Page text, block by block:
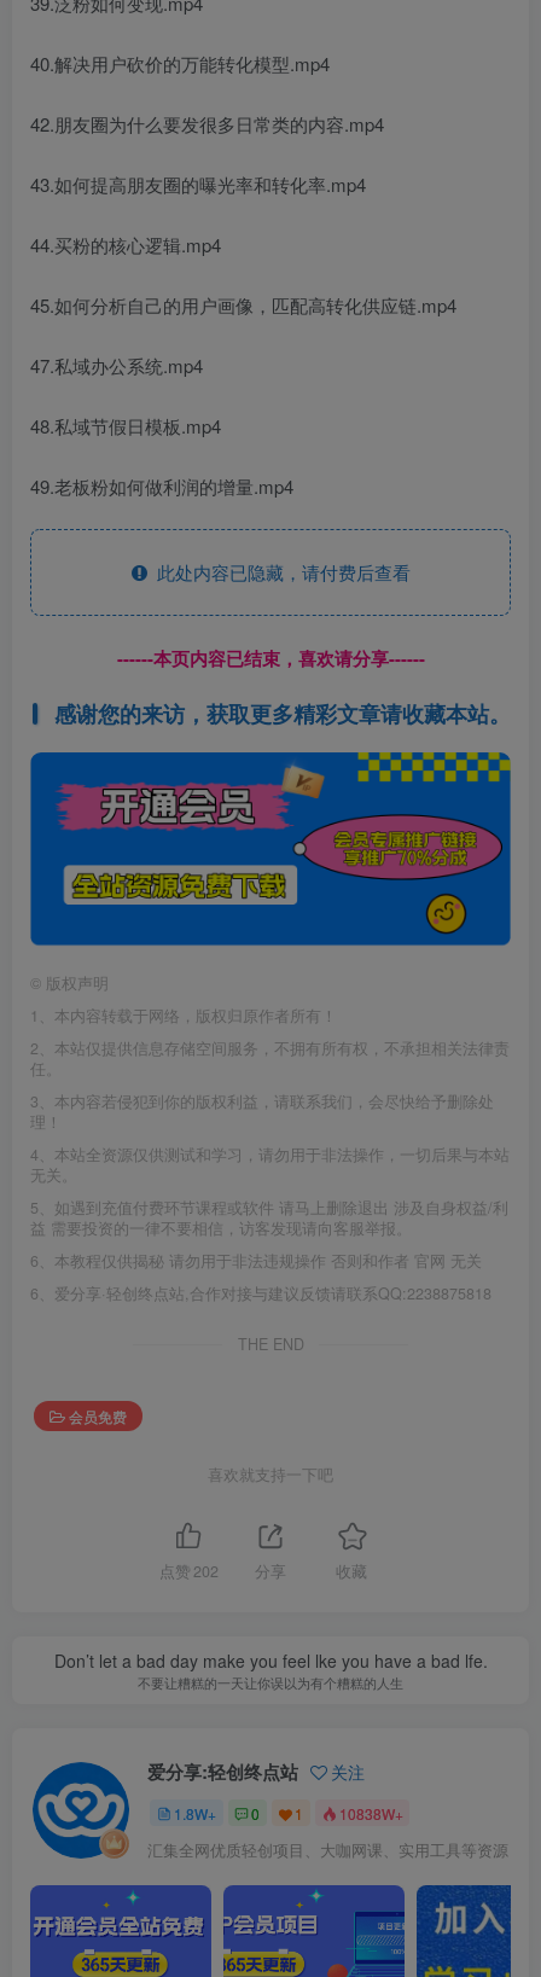
40.解决用户砍价的万能转化模型.mp4
42.朋友圈为什么要发很多日常类的内容.mp4
43.如何提高朋友圈的曝光率和转化率.mp4
44.买粉的核心逻辑.mp4
45.如何分析自己的用户画像，匹配高转化供应链.mp4
47.私域办公系统.mp4
48.私域节假日模板.mp4
49.老板粉如何做利润的增量.mp4
此处内容已隐藏，请付费后查看
------本页内容已结束，喜欢请分享------
感谢您的来访，获取更多精彩文章请收藏本站。
© 版权声明
1、本内容转载于网络，版权归原作者所有！
2、本站仅提供信息存储空间服务，不拥有所有权，不承担相关法律责
任。
3、本内容若侵犯到你的版权利益，请联系我们，会尽快给予删除处
理！
4、本站全资源仅供测试和学习，请勿用于非法操作，一切后果与本站
无关。
5、如遇到充值付费环节课程或软件 请马上删除退出 涉及自身权益/利
益 需要投资的一律不要相信，访客发现请向客服举报。
6、本教程仅供揭秘 请勿用于非法违规操作 否则和作者 官网 无关
6、爱分享·轻创终点站,合作对接与建议反馈请联系QQ:2238875818
THE END
会员免费
喜欢就支持一下吧
点赞 202 分享 收藏
Don’t let a bad day make you feel lke you have a bad lfe.
不要让糟糕的一天让你误以为有个糟糕的人生
爱分享:轻创终点站 关注
1.8W+ 0 1 10838W+
汇集全网优质轻创项目、大咖网课、实用工具等资源